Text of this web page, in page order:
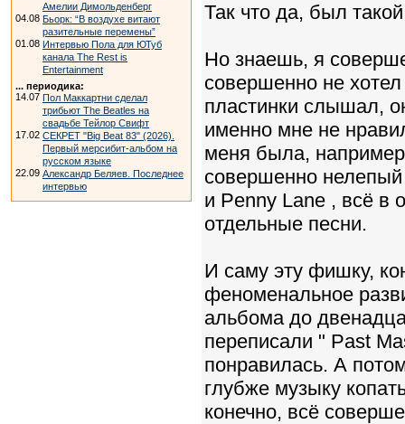
Амелии Димольденберг
04.08 Бьорк: “В воздухе витают
разительные перемены”
01.08 Интервью Пола для ЮТуб
канала The Rest is
Entertainment
... периодика:
14.07 Пол Маккартни сделал
трибьют The Beatles на
свадьбе Тейлор Свифт
17.02 СЕКРЕТ "Big Beat 83" (2026).
Первый мерсибит-альбом на
русском языке
22.09 Александр Беляев. Последнее
интервью
Так что да, был
Но знаешь, я
совершенно не
пластинки слышал,
именно мне не
меня была,
совершенно
и Penny Lane , всё в
отдельные песни.
И саму эту фишку,
феноменальное
альбома до
переписали " Past
понравилась. А
глубже музыку
конечно, всё